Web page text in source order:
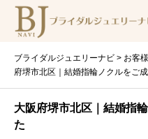
ブライダルジュエリーナビ > お客
府堺市北区｜結婚指輪ノクルをご
大阪府堺市北区｜結婚指
た